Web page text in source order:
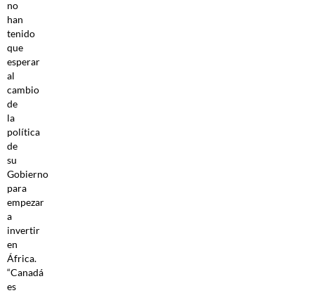
no
han
tenido
que
esperar
al
cambio
de
la
política
de
su
Gobierno
para
empezar
a
invertir
en
África.
“Canadá
es